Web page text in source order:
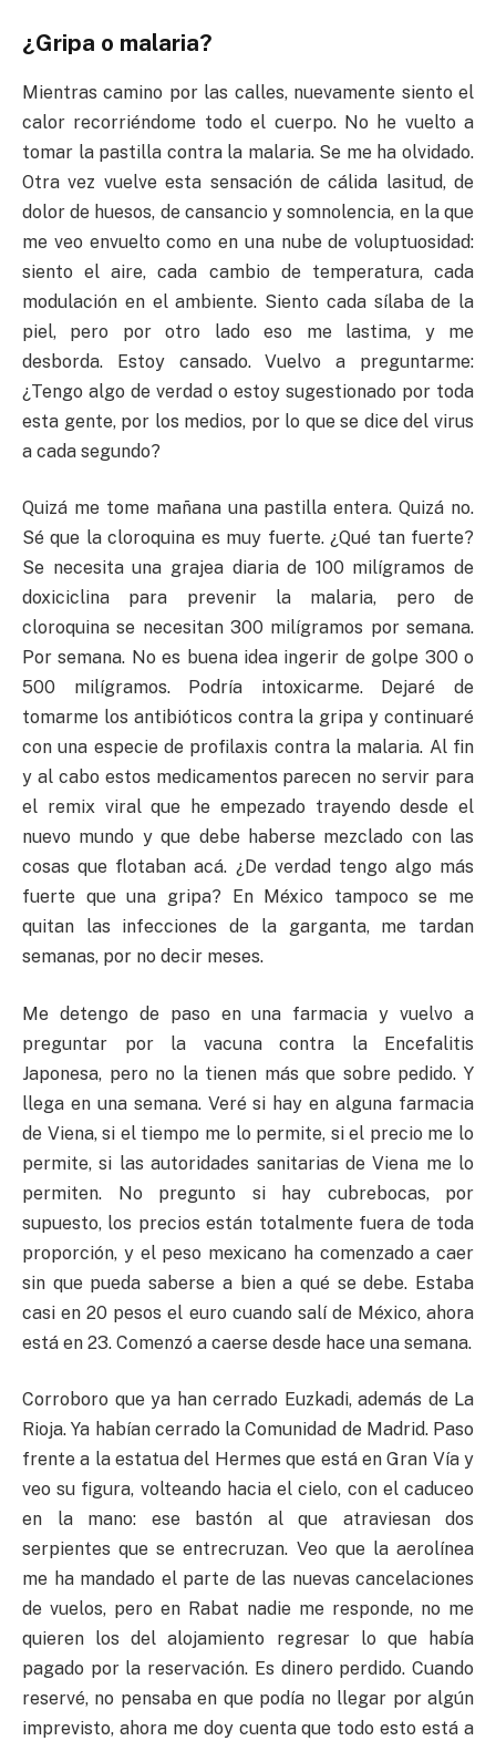
¿Gripa o malaria?
Mientras camino por las calles, nuevamente siento el
calor recorriéndome todo el cuerpo. No he vuelto a
tomar la pastilla contra la malaria. Se me ha olvidado.
Otra vez vuelve esta sensación de cálida lasitud, de
dolor de huesos, de cansancio y somnolencia, en la que
me veo envuelto como en una nube de voluptuosidad:
siento el aire, cada cambio de temperatura, cada
modulación en el ambiente. Siento cada sílaba de la
piel, pero por otro lado eso me lastima, y me
desborda. Estoy cansado. Vuelvo a preguntarme:
¿Tengo algo de verdad o estoy sugestionado por toda
esta gente, por los medios, por lo que se dice del virus
a cada segundo?
Quizá me tome mañana una pastilla entera. Quizá no.
Sé que la cloroquina es muy fuerte. ¿Qué tan fuerte?
Se necesita una grajea diaria de 100 milígramos de
doxiciclina para prevenir la malaria, pero de
cloroquina se necesitan 300 milígramos por semana.
Por semana. No es buena idea ingerir de golpe 300 o
500 milígramos. Podría intoxicarme. Dejaré de
tomarme los antibióticos contra la gripa y continuaré
con una especie de profilaxis contra la malaria. Al fin
y al cabo estos medicamentos parecen no servir para
el remix viral que he empezado trayendo desde el
nuevo mundo y que debe haberse mezclado con las
cosas que flotaban acá. ¿De verdad tengo algo más
fuerte que una gripa? En México tampoco se me
quitan las infecciones de la garganta, me tardan
semanas, por no decir meses.
Me detengo de paso en una farmacia y vuelvo a
preguntar por la vacuna contra la Encefalitis
Japonesa, pero no la tienen más que sobre pedido. Y
llega en una semana. Veré si hay en alguna farmacia
de Viena, si el tiempo me lo permite, si el precio me lo
permite, si las autoridades sanitarias de Viena me lo
permiten. No pregunto si hay cubrebocas, por
supuesto, los precios están totalmente fuera de toda
proporción, y el peso mexicano ha comenzado a caer
sin que pueda saberse a bien a qué se debe. Estaba
casi en 20 pesos el euro cuando salí de México, ahora
está en 23. Comenzó a caerse desde hace una semana.
Corroboro que ya han cerrado Euzkadi, además de La
Rioja. Ya habían cerrado la Comunidad de Madrid. Paso
frente a la estatua del Hermes que está en Gran Vía y
veo su figura, volteando hacia el cielo, con el caduceo
en la mano: ese bastón al que atraviesan dos
serpientes que se entrecruzan. Veo que la aerolínea
me ha mandado el parte de las nuevas cancelaciones
de vuelos, pero en Rabat nadie me responde, no me
quieren los del alojamiento regresar lo que había
pagado por la reservación. Es dinero perdido. Cuando
reservé, no pensaba en que podía no llegar por algún
imprevisto, ahora me doy cuenta que todo esto está a